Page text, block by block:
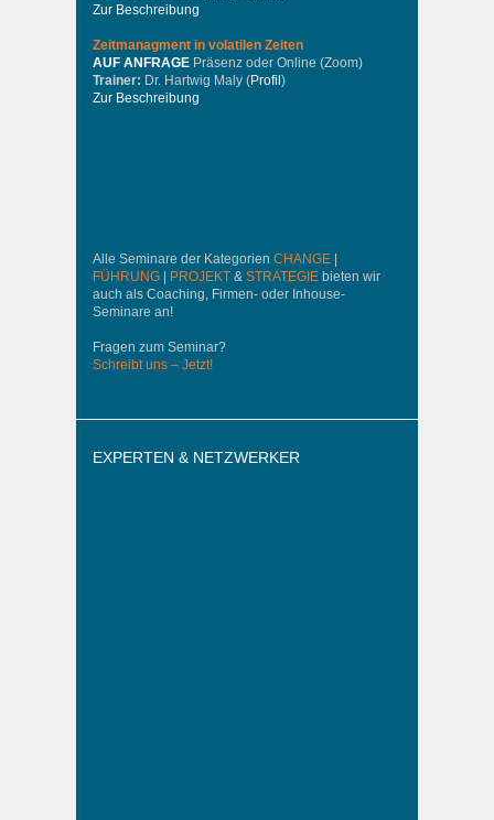
Zur Beschreibung
Zeitmanagment in volatilen Zeiten
AUF ANFRAGE Präsenz oder Online (Zoom)
Trainer: Dr. Hartwig Maly (Profil)
Zur Beschreibung
Alle Seminare der Kategorien CHANGE |
FÜHRUNG | PROJEKT & STRATEGIE bieten wir
auch als Coaching, Firmen- oder Inhouse-
Seminare an!
Fragen zum Seminar?
Schreibt uns – Jetzt!
EXPERTEN & NETZWERKER